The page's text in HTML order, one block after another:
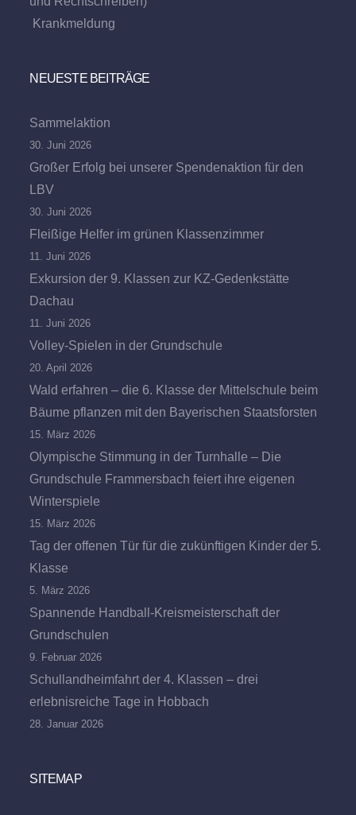
Krankmeldung
NEUESTE BEITRÄGE
Sammelaktion
30. Juni 2026
Großer Erfolg bei unserer Spendenaktion für den
LBV
30. Juni 2026
Fleißige Helfer im grünen Klassenzimmer
11. Juni 2026
Exkursion der 9. Klassen zur KZ-Gedenkstätte
Dachau
11. Juni 2026
Volley-Spielen in der Grundschule
20. April 2026
Wald erfahren – die 6. Klasse der Mittelschule beim
Bäume pflanzen mit den Bayerischen Staatsforsten
15. März 2026
Olympische Stimmung in der Turnhalle – Die
Grundschule Frammersbach feiert ihre eigenen
Winterspiele
15. März 2026
Tag der offenen Tür für die zukünftigen Kinder der 5.
Klasse
5. März 2026
Spannende Handball-Kreismeisterschaft der
Grundschulen
9. Februar 2026
Schullandheimfahrt der 4. Klassen – drei
erlebnisreiche Tage in Hobbach
28. Januar 2026
SITEMAP